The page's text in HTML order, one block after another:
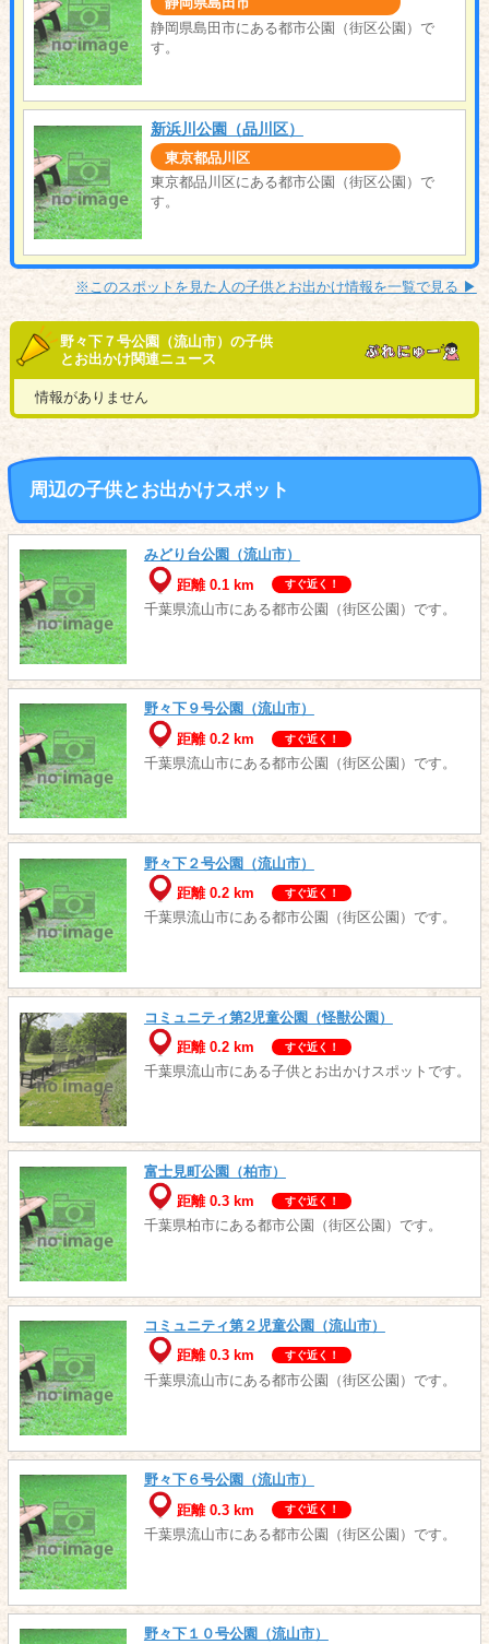
静岡県島田市にある都市公園（街区公園）で
す。
新浜川公園（品川区）
東京都品川区
東京都品川区にある都市公園（街区公園）で
す。
※このスポットを見た人の子供とお出かけ情報を一覧で見る ▶︎
野々下７号公園（流山市）の子供
とお出かけ関連ニュース
情報がありません
周辺の子供とお出かけスポット
みどり台公園（流山市）
距離 0.1 km
すぐ近く！
千葉県流山市にある都市公園（街区公園）です。
野々下９号公園（流山市）
距離 0.2 km
すぐ近く！
千葉県流山市にある都市公園（街区公園）です。
野々下２号公園（流山市）
距離 0.2 km
すぐ近く！
千葉県流山市にある都市公園（街区公園）です。
コミュニティ第2児童公園（怪獣公園）
距離 0.2 km
すぐ近く！
千葉県流山市にある子供とお出かけスポットです。
富士見町公園（柏市）
距離 0.3 km
すぐ近く！
千葉県柏市にある都市公園（街区公園）です。
コミュニティ第２児童公園（流山市）
距離 0.3 km
すぐ近く！
千葉県流山市にある都市公園（街区公園）です。
野々下６号公園（流山市）
距離 0.3 km
すぐ近く！
千葉県流山市にある都市公園（街区公園）です。
野々下１０号公園（流山市）